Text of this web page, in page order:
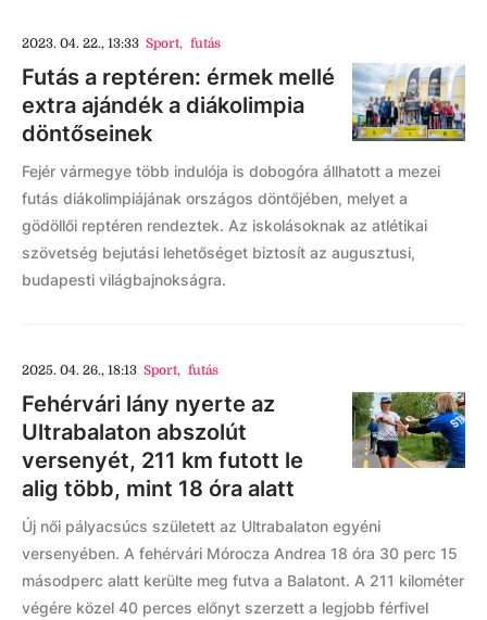
2023. 04. 22., 13:33 Sport, futás
Futás a reptéren: érmek mellé
extra ajándék a diákolimpia
döntőseinek
Fejér vármegye több indulója is dobogóra állhatott a mezei
futás diákolimpiájának országos döntőjében, melyet a
gödöllői reptéren rendeztek. Az iskolásoknak az atlétikai
szövetség bejutási lehetőséget biztosít az augusztusi,
budapesti világbajnokságra.
2025. 04. 26., 18:13 Sport, futás
Fehérvári lány nyerte az
Ultrabalaton abszolút
versenyét, 211 km futott le
alig több, mint 18 óra alatt
Új női pályacsúcs született az Ultrabalaton egyéni
versenyében. A fehérvári Mórocza Andrea 18 óra 30 perc 15
másodperc alatt kerülte meg futva a Balatont. A 211 kilométer
végére közel 40 perces előnyt szerzett a legjobb férfivel